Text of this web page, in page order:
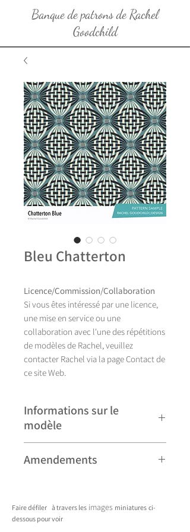
Banque de patrons de Rachel
Goodchild
Bleu Chatterton
Licence/Commission/Collaboration
Si vous êtes intéressé par une licence,
une mise en service ou une
collaboration avec l'une des répétitions
de modèles de Rachel, veuillez
contacter Rachel via la page Contact de
ce site Web.
Informations sur le
modèle
décline actuellement en huit coloris.
Amendements
mineures et peuvent donc différer
légèrement de ceux présentés. Toute
Faire défiler à travers les images miniatures ci-
dessous pour voir